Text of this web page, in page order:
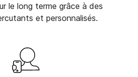
le long terme grâce à des
et personnalisés.